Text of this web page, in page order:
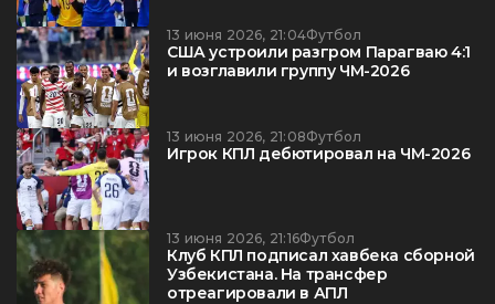
13 июня 2026, 21:04Футбол
США устроили разгром Парагваю 4:1
и возглавили группу ЧМ-2026
13 июня 2026, 21:08Футбол
Игрок КПЛ дебютировал на ЧМ-2026
13 июня 2026, 21:16Футбол
Клуб КПЛ подписал хавбека сборной
Узбекистана. На трансфер
отреагировали в АПЛ